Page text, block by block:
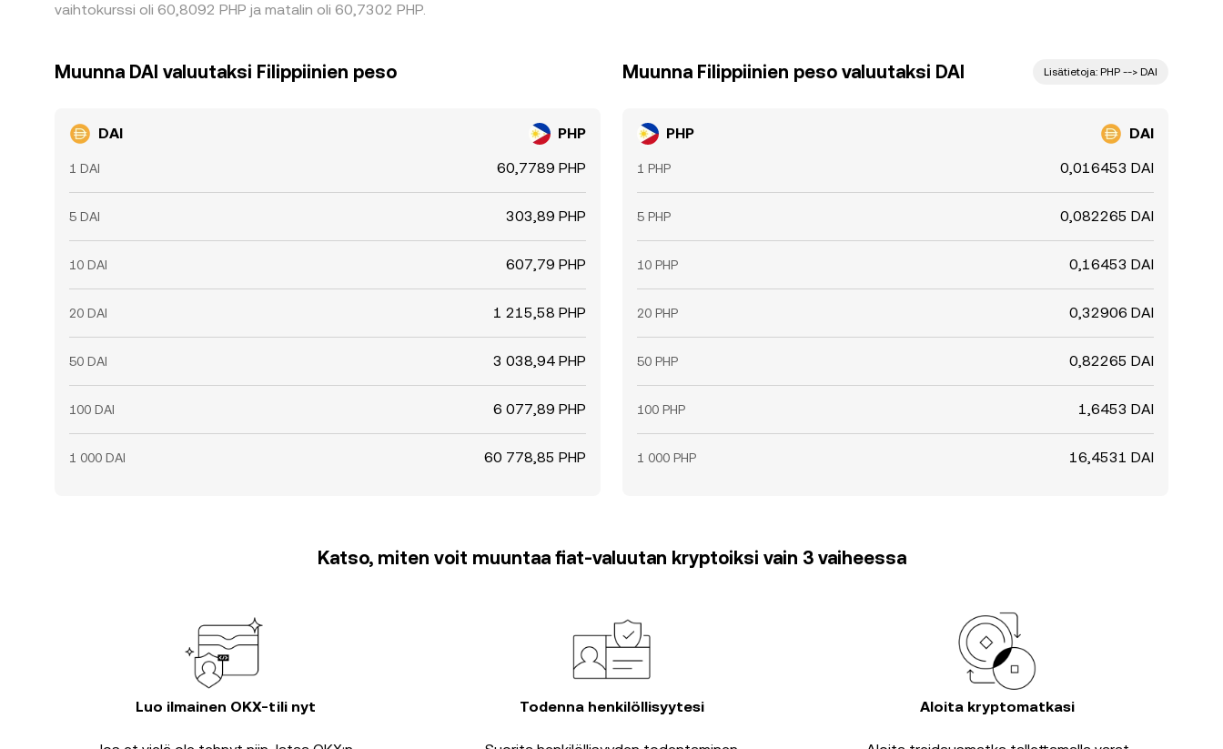
vaihtokurssi oli 60,8092 PHP ja matalin oli 60,7302 PHP.
Muunna DAI valuutaksi Filippiinien peso
DAI PHP
1 DAI 60,7789 PHP
5 DAI 303,89 PHP
10 DAI 607,79 PHP
20 DAI 1 215,58 PHP
50 DAI 3 038,94 PHP
100 DAI 6 077,89 PHP
1 000 DAI 60 778,85 PHP
Muunna Filippiinien peso valuutaksi DAI Lisätietoja: PHP --> DAI
PHP DAI
1 PHP 0,016453 DAI
5 PHP 0,082265 DAI
10 PHP 0,16453 DAI
20 PHP 0,32906 DAI
50 PHP 0,82265 DAI
100 PHP 1,6453 DAI
1 000 PHP 16,4531 DAI
Katso, miten voit muuntaa fiat-valuutan kryptoiksi vain 3 vaiheessa
Luo ilmainen OKX-tili nyt Todenna henkilöllisyytesi Aloita kryptomatkasi